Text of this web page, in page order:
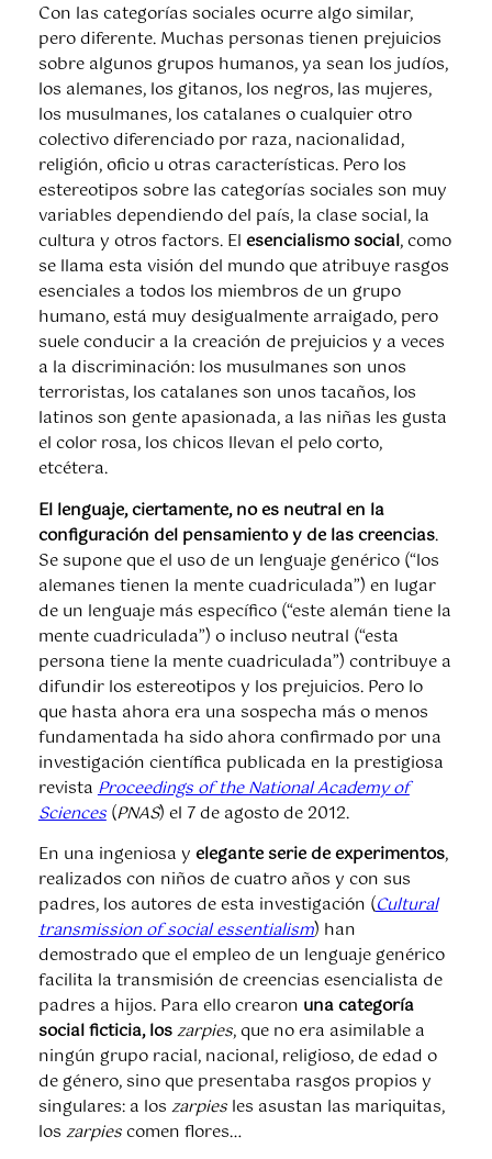
Con las categorías sociales ocurre algo similar,
pero diferente. Muchas personas tienen prejuicios
sobre algunos grupos humanos, ya sean los judíos,
los alemanes, los gitanos, los negros, las mujeres,
los musulmanes, los catalanes o cualquier otro
colectivo diferenciado por raza, nacionalidad,
religión, oficio u otras características. Pero los
estereotipos sobre las categorías sociales son muy
variables dependiendo del país, la clase social, la
cultura y otros factors. El esencialismo social, como
se llama esta visión del mundo que atribuye rasgos
esenciales a todos los miembros de un grupo
humano, está muy desigualmente arraigado, pero
suele conducir a la creación de prejuicios y a veces
a la discriminación: los musulmanes son unos
terroristas, los catalanes son unos tacaños, los
latinos son gente apasionada, a las niñas les gusta
el color rosa, los chicos llevan el pelo corto,
etcétera.
El lenguaje, ciertamente, no es neutral en la
configuración del pensamiento y de las creencias.
Se supone que el uso de un lenguaje genérico (“los
alemanes tienen la mente cuadriculada”) en lugar
de un lenguaje más específico (“este alemán tiene la
mente cuadriculada”) o incluso neutral (“esta
persona tiene la mente cuadriculada”) contribuye a
difundir los estereotipos y los prejuicios. Pero lo
que hasta ahora era una sospecha más o menos
fundamentada ha sido ahora confirmado por una
investigación científica publicada en la prestigiosa
revistaProceedings of the National Academy of
Sciences(PNAS) el 7 de agosto de 2012.
En una ingeniosa y elegante serie de experimentos,
realizados con niños de cuatro años y con sus
padres, los autores de esta investigación (Cultural
transmission of social essentialism) han
demostrado que el empleo de un lenguaje genérico
facilita la transmisión de creencias esencialista de
padres a hijos. Para ello crearon una categoría
social ficticia, loszarpies, que no era asimilable a
ningún grupo racial, nacional, religioso, de edad o
de género, sino que presentaba rasgos propios y
singulares: a los zarpiesles asustan las mariquitas,
los zarpiescomen flores…